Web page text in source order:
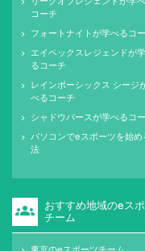
コーチ
keyboard_arrow_right フォートナイトが学べるコ
keyboard_arrow_right
エイペックスレジェンドが
るコーチ
keyboard_arrow_right
レインボーシックス シージ
べるコーチ
keyboard_arrow_right シャドウバースが学べるコ
keyboard_arrow_right
パソコンでeスポーツを始め
法
groups
おすすめ地域のeス
チーム